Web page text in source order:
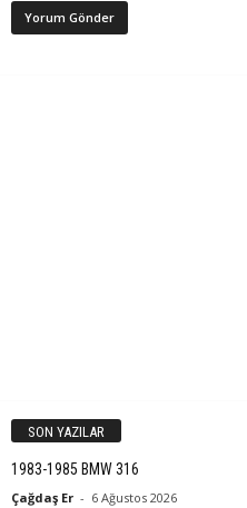
SON YAZILAR
1983-1985 BMW 316
Çağdaş Er - 6 Ağustos 2026